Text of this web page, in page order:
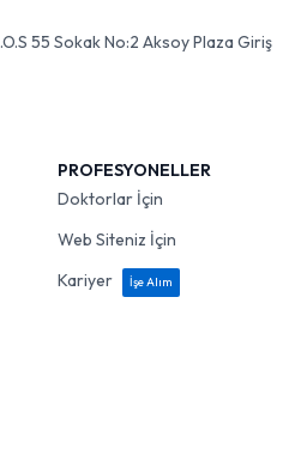
55 Sokak No:2 Aksoy Plaza Giriş
PROFESYONELLER
Doktorlar İçin
Web Siteniz İçin
Kariyer
İşe Alım